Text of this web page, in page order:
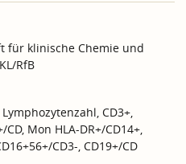
für klinische Chemie und
RfB
CD3+,
CD, Mon HLA-DR+/CD14+,
CD3-, CD19+/CD